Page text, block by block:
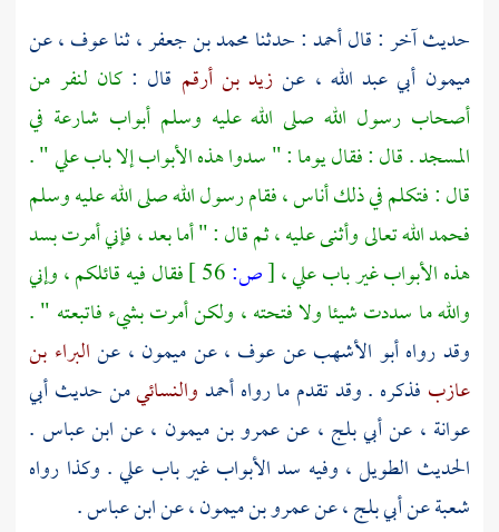
حديث آخر : قالأحمد: حدثنامحمد بن جعفر، ثناعوف، عن
ميمون أبي عبد الله ، عن زيد بن أرقم قال :كان لنفر من
أصحاب رسول الله صلى الله عليه وسلم أبواب شارعة في
المسجد . قال : فقال يوما : " سدوا هذه الأبواب إلا بابعلي" .
قال : فتكلم في ذلك أناس ، فقام رسول الله صلى الله عليه وسلم
فحمد الله تعالى وأثنى عليه ، ثم قال : " أما بعد ، فإني أمرت بسد
هذه الأبواب غير بابعلي،[ص:
فقال فيه قائلكم ، وإني
والله ما سددت شيئا ولا فتحته ، ولكن أمرت بشيء فاتبعته " .
وقد رواهأبو الأشهبعنعوف ، عنميمون ، عنالبراء بن
عازب فذكره . وقد تقدم ما رواهأحمدوالنسائيمن حديثأبي
عوانة ، عنأبي بلج ، عنعمرو بن ميمون ، عنابن عباس .
الحديث الطويل ، وفيه سد الأبواب غير باب علي. وكذا رواه
شعبةعنأبي بلج، عنعمرو بن ميمون، عنابن عباس.